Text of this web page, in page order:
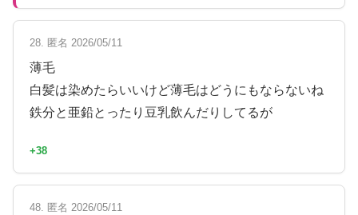
28. 匿名 2026/05/11
薄毛
白髪は染めたらいいけど薄毛はどうにもならないね
鉄分と亜鉛とったり豆乳飲んだりしてるが
+38
48. 匿名 2026/05/11